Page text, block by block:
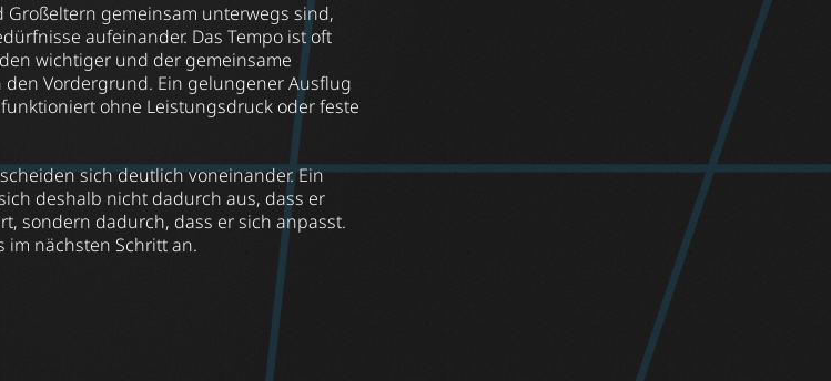
Großeltern gemeinsam unterwegs sind,
aufeinander. Das Tempo ist oft
wichtiger und der gemeinsame
Vordergrund. Ein gelungener Ausflug
ohne Leistungsdruck oder feste
sich deutlich voneinander. Ein
deshalb nicht dadurch aus, dass er
sondern dadurch, dass er sich anpasst.
im nächsten Schritt an.